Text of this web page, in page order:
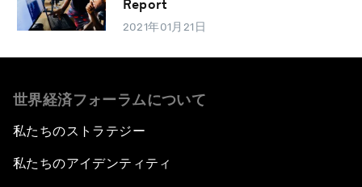
Report
2021年01月21日
世界経済フォーラムについて
私たちのストラテジー
私たちのアイデンティティ